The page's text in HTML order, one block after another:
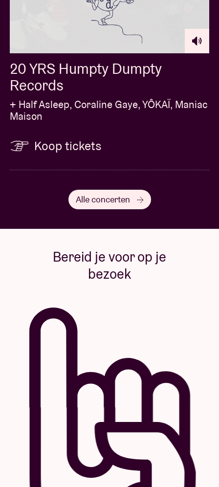
20 YRS Humpty Dumpty
Records
+ Half Asleep, Coraline Gaye, YÔKAÏ, Maniac
Maison
Koop tickets
Alle concerten
Bereid je voor op je
bezoek